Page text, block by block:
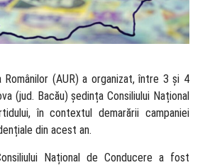
Românilor (AUR) a organizat, între 3 și 4
(jud. Bacău) ședința Consiliului Național
în contextul demarării campaniei
din acest an.
Național de Conducere a fost